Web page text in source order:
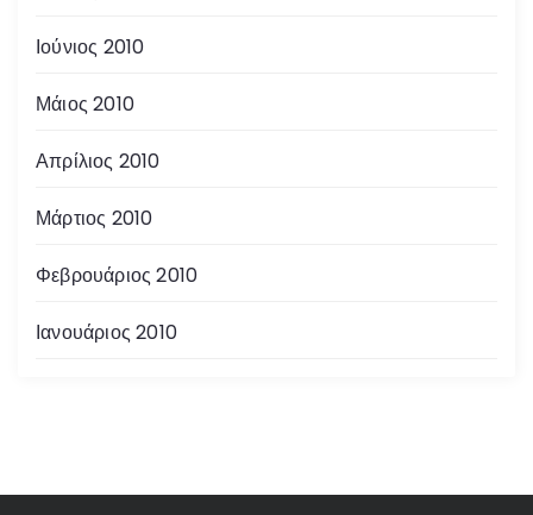
Ιούνιος 2010
Μάιος 2010
Απρίλιος 2010
Μάρτιος 2010
Φεβρουάριος 2010
Ιανουάριος 2010